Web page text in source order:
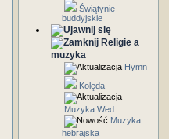
Świątynie
buddyjskie
Religie a
muzyka
Hymn
Kolęda
Muzyka Wed
Muzyka
hebrajska